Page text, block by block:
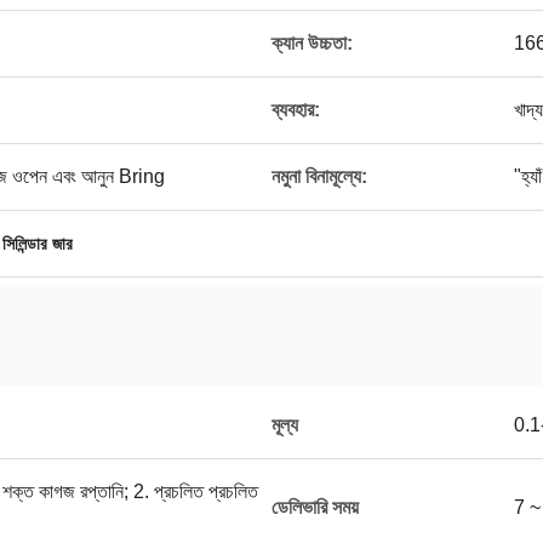
ক্যান উচ্চতা: 166
ব্যবহার:
ওপেন এবং আনুন Bring নমুনা বিনামূল্যে:
জার
মূল্য
শক্ত কাগজ রপ্তানি; 2. প্রচলিত প্রচলিত
ডেলিভারি সময় 7